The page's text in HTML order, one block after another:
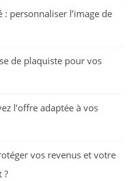
personnaliser l’image de
de plaquiste pour vos
l’offre adaptée à vos
vos revenus et votre
?